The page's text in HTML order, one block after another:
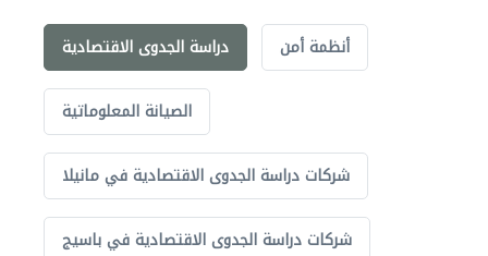
دراسة الجدوى الاقتصادية أنظمة أمن
الصيانة المعلوماتية
شركات دراسة الجدوى الاقتصادية في مانيلا
شركات دراسة الجدوى الاقتصادية في باسيج